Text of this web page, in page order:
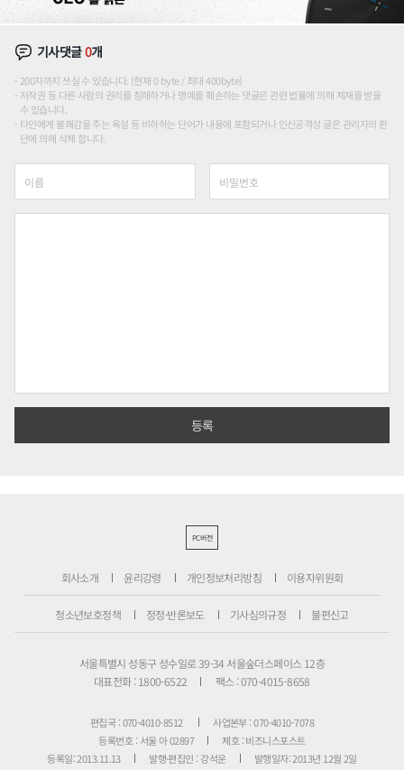
기사댓글0개
200자까지 쓰실 수 있습니다. (현재 0 byte / 최대 400byte)
저작권 등 다른 사람의 권리를 침해하거나 명예를 훼손하는 댓글은 관련 법률에 의해 제재를 받을
수 있습니다.
타인에게 불쾌감을 주는 욕설 등 비하하는 단어가 내용에 포함되거나 인신공격성 글은 관리자의 판
단에 의해 삭제 합니다.
PC버전
회사소개 윤리강령 개인정보처리방침 이용자위원회
청소년보호정책 정정·반론보도 기사심의규정 불편신고
서울특별시 성동구 성수일로 39-34 서울숲더스페이스 12층
대표전화 : 1800-6522
팩스 : 070-4015-8658
편집국 : 070-4010-8512
사업본부 : 070-4010-7078
등록번호 : 서울 아 02897
제호 : 비즈니스포스트
등록일: 2013.11.13
발행·편집인 : 강석운
발행일자: 2013년 12월 2일